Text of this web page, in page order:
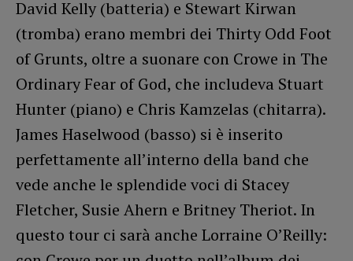
David Kelly (batteria) e Stewart Kirwan
(tromba) erano membri dei Thirty Odd Foot
of Grunts, oltre a suonare con Crowe in The
Ordinary Fear of God, che includeva Stuart
Hunter (piano) e Chris Kamzelas (chitarra).
James Haselwood (basso) si è inserito
perfettamente all’interno della band che
vede anche le splendide voci di Stacey
Fletcher, Susie Ahern e Britney Theriot. In
questo tour ci sarà anche Lorraine O’Reilly: